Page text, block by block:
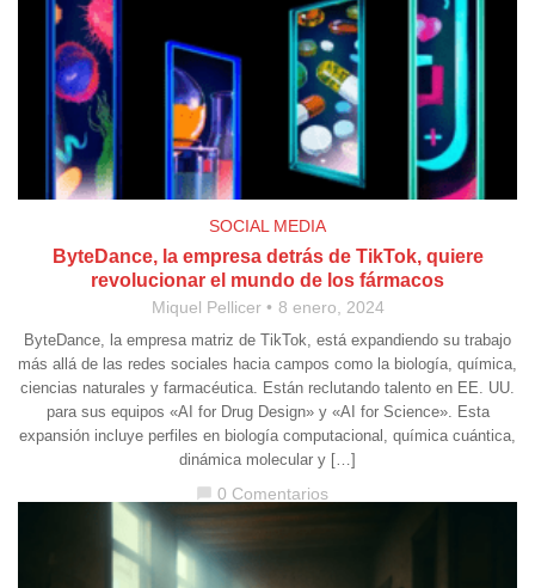
SOCIAL MEDIA
ByteDance, la empresa detrás de TikTok, quiere
revolucionar el mundo de los fármacos
Miquel Pellicer 8 enero, 2024
ByteDance, la empresa matriz de TikTok, está expandiendo su trabajo
más allá de las redes sociales hacia campos como la biología, química,
ciencias naturales y farmacéutica. Están reclutando talento en EE. UU.
para sus equipos «AI for Drug Design» y «AI for Science». Esta
expansión incluye perfiles en biología computacional, química cuántica,
dinámica molecular y […]
chat_bubble 0 Comentarios